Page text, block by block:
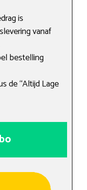
is
vanaf
bestelling
de “Altijd Lage